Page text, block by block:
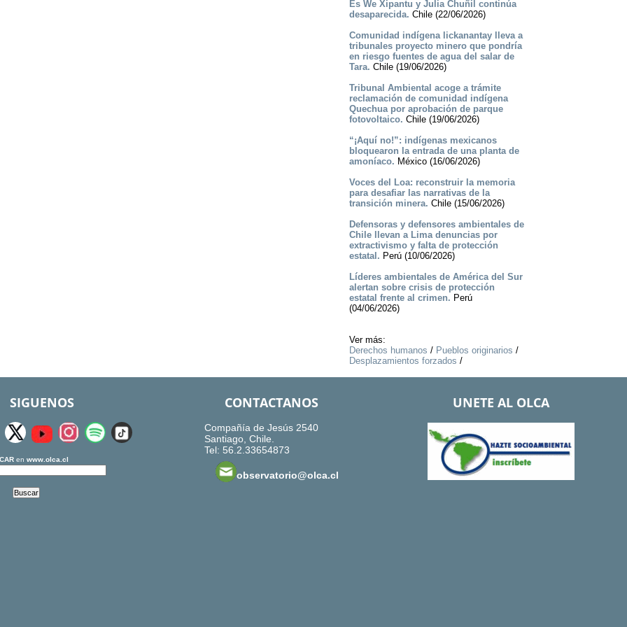
Es We Xipantu y Julia Chuñil continúa
desaparecida. Chile (22/06/2026)
Comunidad indígena lickanantay lleva a
tribunales proyecto minero que pondría
en riesgo fuentes de agua del salar de
Tara. Chile (19/06/2026)
Tribunal Ambiental acoge a trámite
reclamación de comunidad indígena
Quechua por aprobación de parque
fotovoltaico. Chile (19/06/2026)
“¡Aquí no!”: indígenas mexicanos
bloquearon la entrada de una planta de
amoníaco. México (16/06/2026)
Voces del Loa: reconstruir la memoria
para desafiar las narrativas de la
transición minera. Chile (15/06/2026)
Defensoras y defensores ambientales de
Chile llevan a Lima denuncias por
extractivismo y falta de protección
estatal. Perú (10/06/2026)
Líderes ambientales de América del Sur
alertan sobre crisis de protección
estatal frente al crimen. Perú
(04/06/2026)
Ver más:
Derechos humanos / Pueblos originarios /
Desplazamientos forzados /
SIGUENOS
en www.olca.cl
CONTACTANOS
Compañía de Jesús 2540
Santiago, Chile.
Tel: 56.2.33654873
observatorio@olca.cl
UNETE AL OLCA